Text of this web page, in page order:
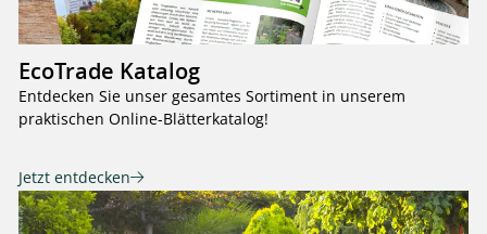
EcoTrade Katalog
Entdecken Sie unser gesamtes Sortiment in unserem
praktischen Online-Blätterkatalog!
Jetzt entdecken